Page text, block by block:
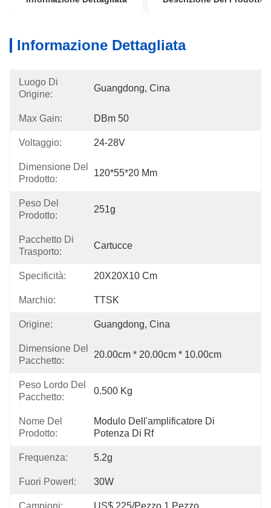
Informazione Dettagliata
Luogo Di
Origine:
Guangdong, Cina
Max Gain: DBm 50
Voltaggio: 24-28V
Dimensione Del
Prodotto:
120*55*20 Mm
Peso Del
Prodotto:
251g
Pacchetto Di
Trasporto:
Cartucce
Specificità: 20X20X10 Cm
Marchio: TTSK
Origine: Guangdong, Cina
Dimensione Del
Pacchetto:
20.00cm * 20.00cm * 10.00cm
Peso Lordo Del
Pacchetto:
0.500 Kg
Nome Del
Prodotto:
Modulo Dell'amplificatore Di
Potenza Di Rf
Frequenza: 5.2g
Fuori Powerl: 30W
Campioni: US$ 225/pezzo 1 Pezzo.